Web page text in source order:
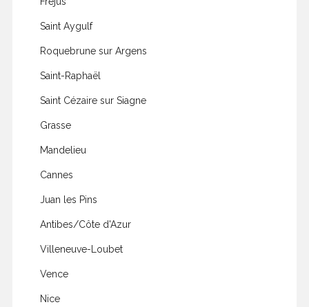
Saint Aygulf
Roquebrune sur Argens
Saint-Raphaël
Saint Cézaire sur Siagne
Grasse
Mandelieu
Cannes
Juan les Pins
Antibes/Côte d'Azur
Villeneuve-Loubet
Vence
Nice